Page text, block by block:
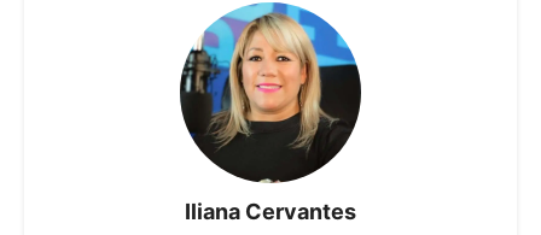
Iliana Cervantes